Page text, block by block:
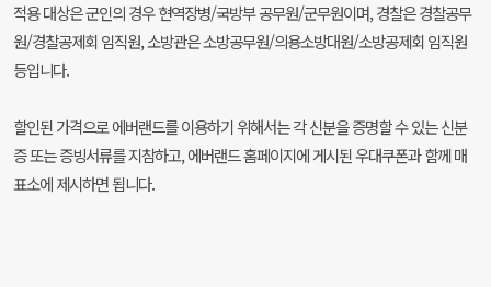
적용 대상은 군인의 경우 현역장병/국방부 공무원/군무원이며, 경찰은 경찰공무
원/경찰공제회 임직원, 소방관은 소방공무원/의용소방대원/소방공제회 임직원
등입니다.
할인된 가격으로 에버랜드를 이용하기 위해서는 각 신분을 증명할 수 있는 신분
증 또는 증빙서류를 지참하고, 에버랜드 홈페이지에 게시된 우대쿠폰과 함께 매
표소에 제시하면 됩니다.